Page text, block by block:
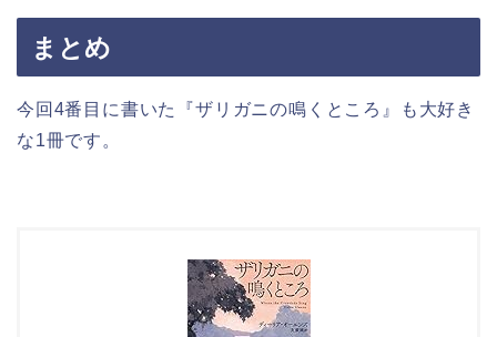
まとめ
今回4番目に書いた『ザリガニの鳴くところ』も大好き
な1冊です。